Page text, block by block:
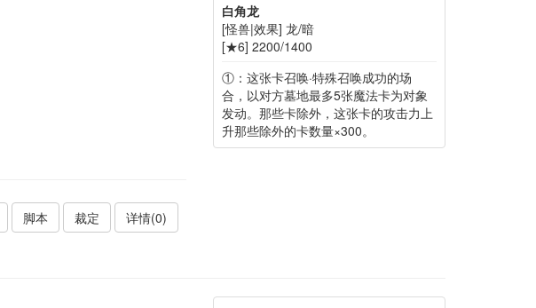
脚本 裁定 详情(0)
白角龙
[怪兽|效果] 龙/暗
[★6] 2200/1400
①：这张卡召唤·特殊召唤成功的场
合，以对方墓地最多5张魔法卡为对象
发动。那些卡除外，这张卡的攻击力上
升那些除外的卡数量×300。